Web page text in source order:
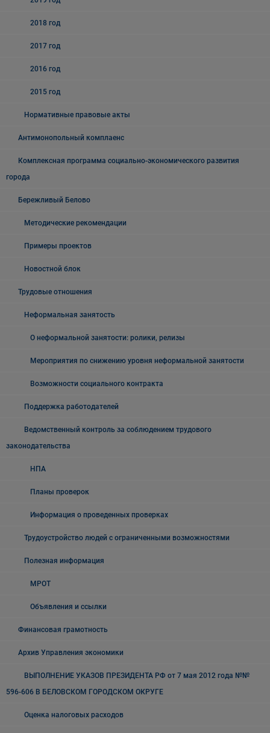
2018 год
2017 год
2016 год
2015 год
Нормативные правовые акты
Антимонопольный комплаенс
Комплексная программа социально-экономического развития
города
Бережливый Белово
Методические рекомендации
Примеры проектов
Новостной блок
Трудовые отношения
Неформальная занятость
О неформальной занятости: ролики, релизы
Мероприятия по снижению уровня неформальной занятости
Возможности социального контракта
Поддержка работодателей
Ведомственный контроль за соблюдением трудового
законодательства
НПА
Планы проверок
Информация о проведенных проверках
Трудоустройство людей с ограниченными возможностями
Полезная информация
МРОТ
Объявления и ссылки
Финансовая грамотность
Архив Управления экономики
ВЫПОЛНЕНИЕ УКАЗОВ ПРЕЗИДЕНТА РФ от 7 мая 2012 года №№
596-606 В БЕЛОВСКОМ ГОРОДСКОМ ОКРУГЕ
Оценка налоговых расходов